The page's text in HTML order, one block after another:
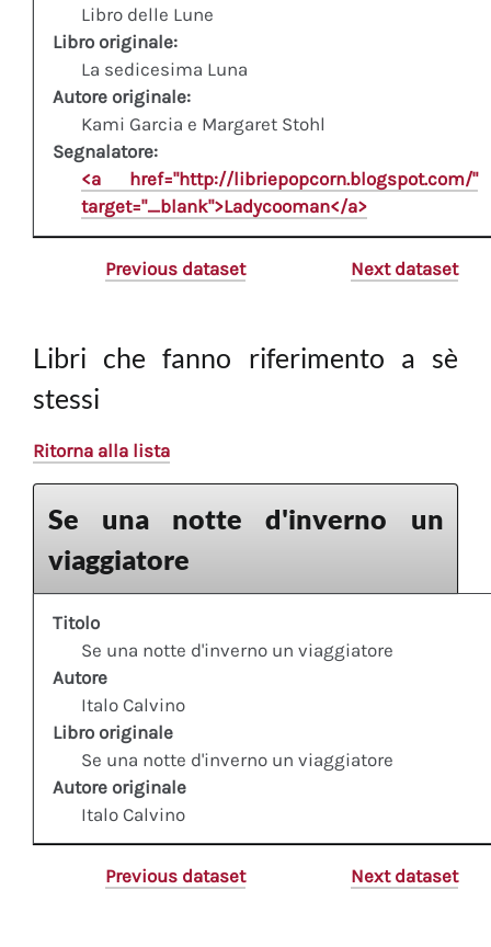
Libro delle Lune
Libro originale:
La sedicesima Luna
Autore originale:
Kami Garcia e Margaret Stohl
Segnalatore:
<a href="http://libriepopcorn.blogspot.com/"
target="_blank">Ladycooman</a>
Previous dataset Next dataset
Libri che fanno riferimento a sè
stessi
Ritorna alla lista
Se una notte d'inverno un
viaggiatore
Titolo
Se una notte d'inverno un viaggiatore
Autore
Italo Calvino
Libro originale
Se una notte d'inverno un viaggiatore
Autore originale
Italo Calvino
Previous dataset Next dataset